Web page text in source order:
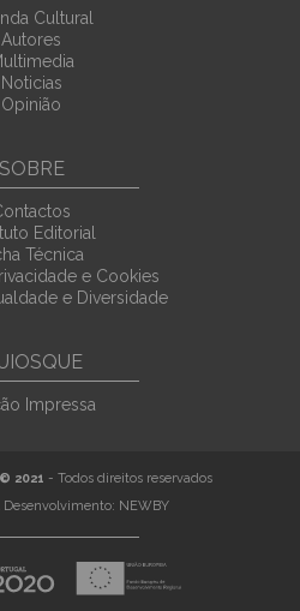
Cultural
Autores
Noticias
Opinião
SOBRE
Editorial
Técnica
e Cookies
e Diversidade
Impressa
2021 - Todos direitos reservados
NEWBY